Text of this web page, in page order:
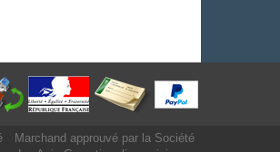
Marchand approuvé par la Société